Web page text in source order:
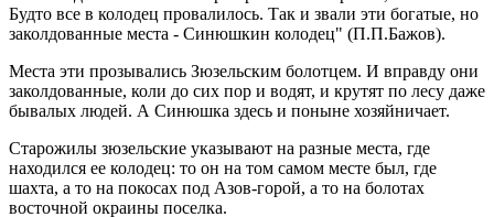
Будто все в колодец провалилось. Так и звали эти богатые, но
заколдованные места - Синюшкин колодец" (П.П.Бажов).
Места эти прозывались Зюзельским болотцем. И вправду они
заколдованные, коли до сих пор и водят, и крутят по лесу даже
бывалых людей. А Синюшка здесь и поныне хозяйничает.
Старожилы зюзельские указывают на разные места, где
находился ее колодец: то он на том самом месте был, где
шахта, а то на покосах под Азов-горой, а то на болотах
восточной окраины поселка.